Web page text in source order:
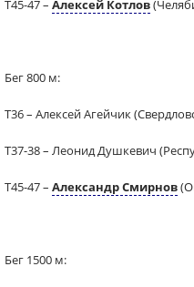
Т45-47 – Алексей Котлов
Бег 800 м:
Т36 – Алексей Агейчик
Т37-38 – Леонид Душкевич
Т45-47 – Александр Смирнов
Бег 1500 м: